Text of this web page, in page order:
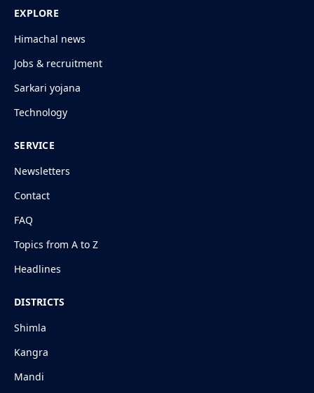
EXPLORE
Himachal news
Jobs & recruitment
Sarkari yojana
Technology
SERVICE
Newsletters
Contact
FAQ
Topics from A to Z
Headlines
DISTRICTS
Shimla
Kangra
Mandi